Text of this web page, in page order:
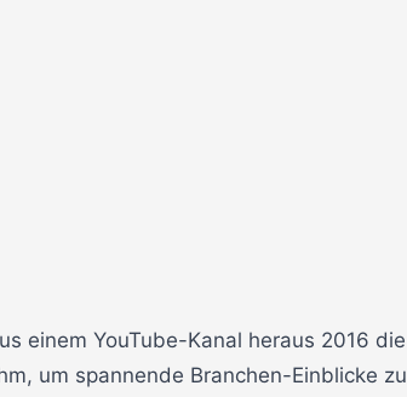
einem YouTube-Kanal heraus 2016 die
um spannende Branchen-Einblicke zu